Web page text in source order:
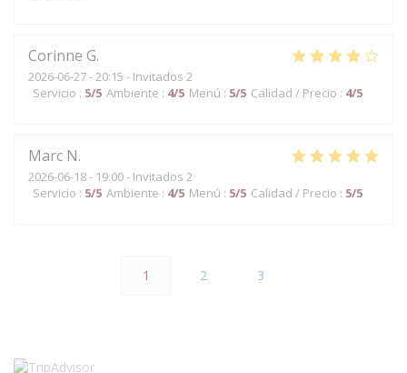
Corinne G
2026-06-27- 20:15 - Invitados 2
Servicio : 5/5 Ambiente : 4/5 Menú : 5/5 Calidad / Precio : 4/5
Marc N
2026-06-18- 19:00 - Invitados 2
Servicio : 5/5 Ambiente : 4/5 Menú : 5/5 Calidad / Precio : 5/5
1 2 3